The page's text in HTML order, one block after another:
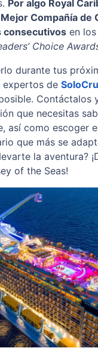
Por algo Royal
Compañía de
consecutivos en
Choice
durante tus
expertos de
Contáctalos
que necesitas
así como escoger
que más se
la aventura?
of the Seas!